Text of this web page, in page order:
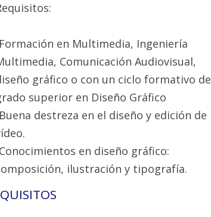
en Multimedia, Ingeniería
Comunicación Audiovisual,
gráfico o con un ciclo formativo de
superior en Diseño Gráfico
destreza en el diseño y edición de
en diseño gráfico:
ilustración y tipografía.